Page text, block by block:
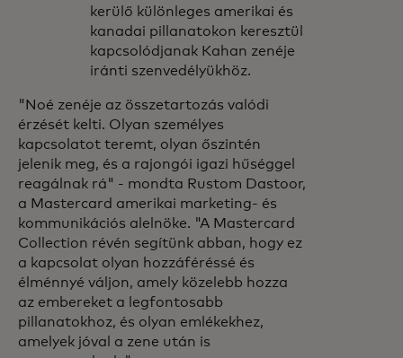
kerülő különleges amerikai és
kanadai pillanatokon keresztül
kapcsolódjanak Kahan zenéje
iránti szenvedélyükhöz.
"Noé zenéje az összetartozás valódi
érzését kelti. Olyan személyes
kapcsolatot teremt, olyan őszintén
jelenik meg, és a rajongói igazi hűséggel
reagálnak rá" - mondta Rustom Dastoor,
a Mastercard amerikai marketing- és
kommunikációs alelnöke. "A Mastercard
Collection révén segítünk abban, hogy ez
a kapcsolat olyan hozzáféréssé és
élménnyé váljon, amely közelebb hozza
az embereket a legfontosabb
pillanatokhoz, és olyan emlékekhez,
amelyek jóval a zene után is